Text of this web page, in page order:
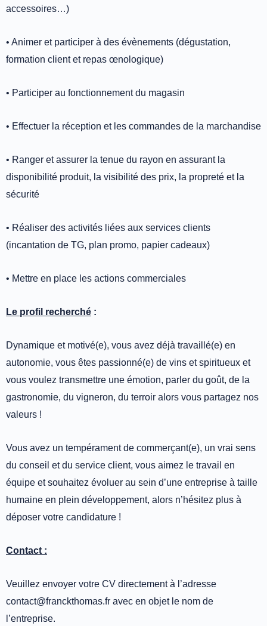
accessoires…)
• Animer et participer à des évènements (dégustation,
formation client et repas œnologique)
• Participer au fonctionnement du magasin
• Effectuer la réception et les commandes de la marchandise
• Ranger et assurer la tenue du rayon en assurant la
disponibilité produit, la visibilité des prix, la propreté et la
sécurité
• Réaliser des activités liées aux services clients
(incantation de TG, plan promo, papier cadeaux)
• Mettre en place les actions commerciales
Le profil recherché :
Dynamique et motivé(e), vous avez déjà travaillé(e) en
autonomie, vous êtes passionné(e) de vins et spiritueux et
vous voulez transmettre une émotion, parler du goût, de la
gastronomie, du vigneron, du terroir alors vous partagez nos
valeurs !
Vous avez un tempérament de commerçant(e), un vrai sens
du conseil et du service client, vous aimez le travail en
équipe et souhaitez évoluer au sein d’une entreprise à taille
humaine en plein développement, alors n’hésitez plus à
déposer votre candidature !
Contact :
Veuillez envoyer votre CV directement à l’adresse
contact@franckthomas.fr avec en objet le nom de
l’entreprise.